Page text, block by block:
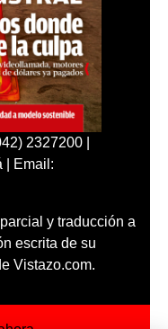
2327200 |
| Email:
y traducción a
escrita de su
Vistazo.com.